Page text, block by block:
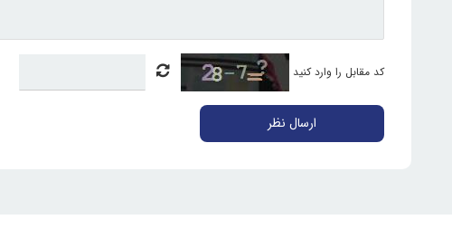
کد مقابل را وارد کنید
ارسال نظر